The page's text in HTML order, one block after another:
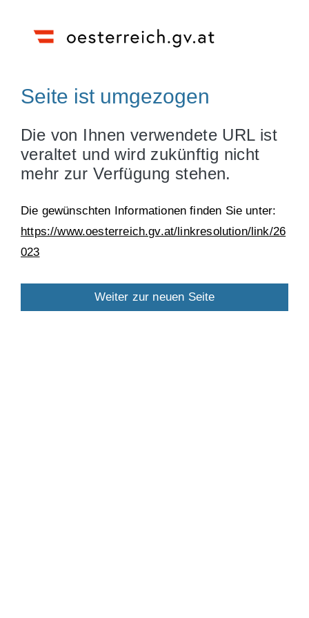
Seite ist umgezogen
Die von Ihnen verwendete URL ist
veraltet und wird zukünftig nicht
mehr zur Verfügung stehen.
Die gewünschten Informationen finden Sie unter:
https://www.oesterreich.gv.at/linkresolution/link/26
023
Weiter zur neuen Seite